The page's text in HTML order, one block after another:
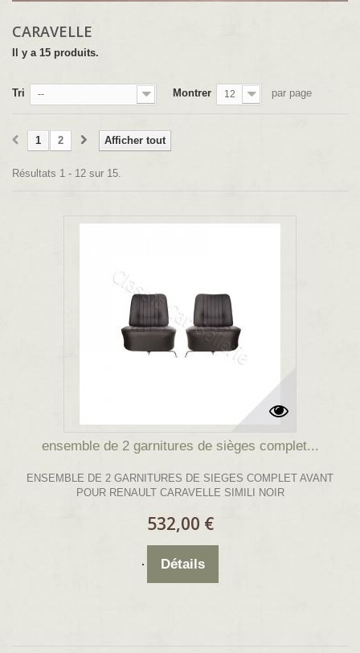
CARAVELLE
Il y a 15 produits.
Tri -- Montrer 12 par page
Afficher tout
1 2
Résultats 1 - 12 sur 15.
ensemble de 2 garnitures de sièges complet...
ENSEMBLE DE 2 GARNITURES DE SIEGES COMPLET AVANT
POUR RENAULT CARAVELLE SIMILI NOIR
532,00 €
Détails